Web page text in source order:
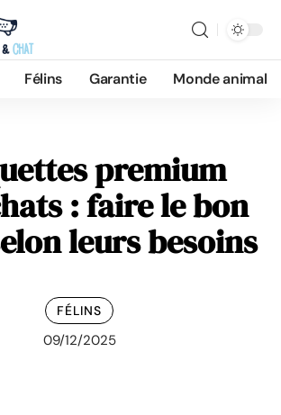
Félins Garantie Monde animal
premium
: faire le bon
leurs besoins
FÉLINS
09/12/2025